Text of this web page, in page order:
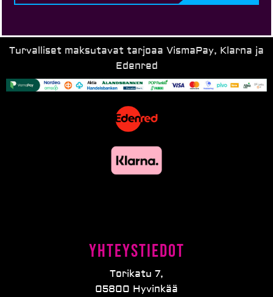
Turvalliset maksutavat tarjoaa VismaPay, Klarna ja
Edenred
Yhteystiedot
Torikatu 7,
05800 Hyvinkää